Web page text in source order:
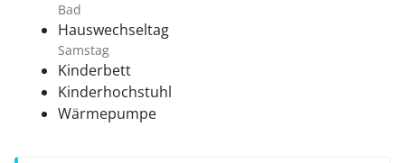
Bad
Hauswechseltag
Samstag
Kinderbett
Kinderhochstuhl
Wärmepumpe